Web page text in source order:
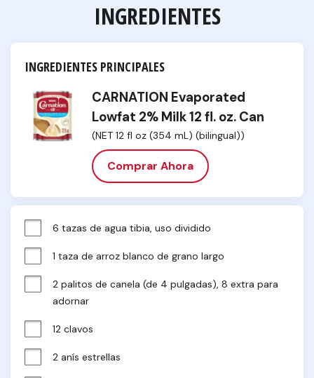
INGREDIENTES
INGREDIENTES PRINCIPALES
CARNATION Evaporated
Lowfat 2% Milk 12 fl. oz. Can
(NET 12 fl oz (354 mL) (bilingual))
Comprar Ahora
6 tazas de agua tibia, uso dividido
1 taza de arroz blanco de grano largo
2 palitos de canela (de 4 pulgadas), 8 extra para
adornar
12 clavos
2 anís estrellas